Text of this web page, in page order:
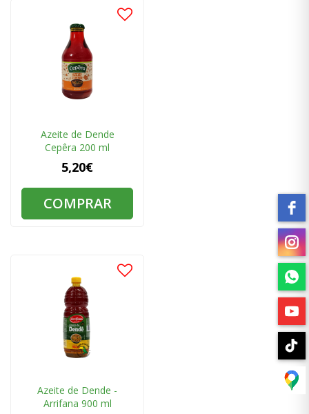
Azeite de Dende
Cepêra 200 ml
5,20€
COMPRAR
Azeite de Dende -
Arrifana 900 ml